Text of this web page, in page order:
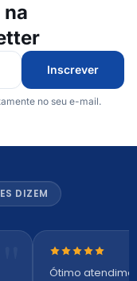
Inscrever
no seu e-mail.
DIZEM
Nota 5 de 5
Ótimo